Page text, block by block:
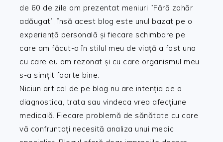
de 60 de zile am prezentat meniuri ”Fără zahăr
adăugat”, însă acest blog este unul bazat pe o
experiență personală și fiecare schimbare pe
care am făcut-o în stilul meu de viață a fost una
cu care eu am rezonat și cu care organismul meu
s-a simțit foarte bine.
Niciun articol de pe blog nu are intenția de a
diagnostica, trata sau vindeca vreo afecțiune
medicală. Fiecare problemă de sănătate cu care
vă confruntați necesită analiza unui medic